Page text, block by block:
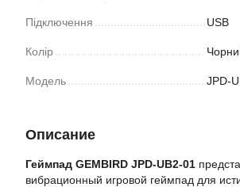
Підключення USB
Колір
Модель JPD-
Описание
Геймпад GEMBIRD JPD-UB2-01
вибрационный игровой геймпад для